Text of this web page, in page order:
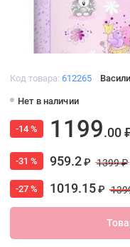
Код товара: 612265
Нет в наличии
-14 % 1199.00
-31 % 959.2₽ 1399 ₽
-27 % 1019.15₽